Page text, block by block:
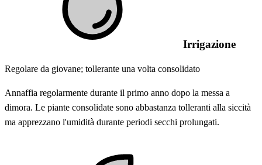
Irrigazione
Regolare da giovane; tollerante una volta consolidato
Annaffia regolarmente durante il primo anno dopo la messa a
dimora. Le piante consolidate sono abbastanza tolleranti alla siccità
ma apprezzano l'umidità durante periodi secchi prolungati.